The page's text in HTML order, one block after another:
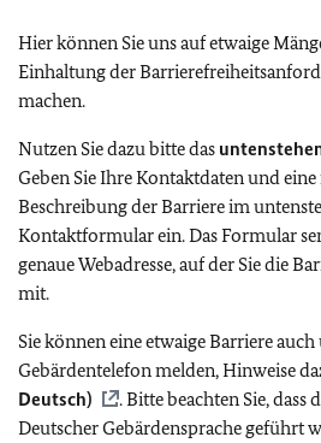
Hier können Sie uns auf etwaige
Einhaltung der
machen.
Nutzen Sie dazu bitte das
Geben Sie Ihre Kontaktdaten und
Beschreibung der Barriere im
Kontaktformular ein. Das Formular
genaue Webadresse, auf der Sie die
mit.
Sie können eine etwaige Barriere auch
Gebärdentelefon melden, Hinweise
Deutsch)
. Bitte beachten Sie, dass
Deutscher Gebärdensprache geführt